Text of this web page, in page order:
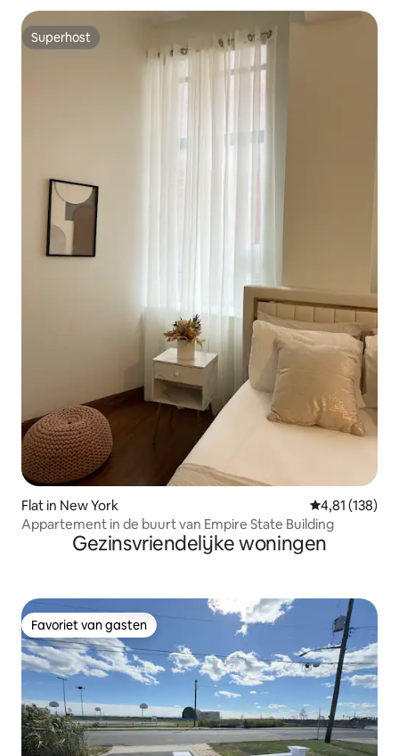
Superhost
Superhost
Flat in New York Gemiddelde
4,81 (138)
Appartement in de buurt van Empire State Building
Gezinsvriendelijke woningen
Favoriet van gasten
Favoriet van gasten